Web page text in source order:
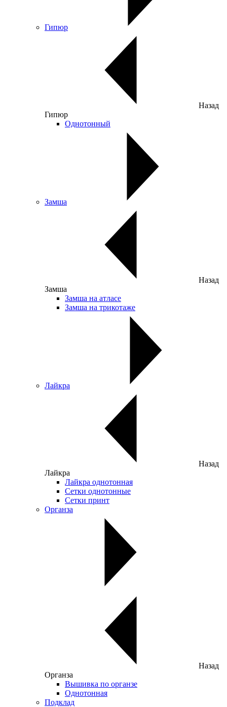
Гипюр
Назад
Гипюр
Однотонный
Замша
Назад
Замша
Замша на атласе
Замша на трикотаже
Лайкра
Назад
Лайкра
Лайкра однотонная
Сетки однотонные
Сетки принт
Органза
Назад
Органза
Вышивка по органзе
Однотонная
Подклад